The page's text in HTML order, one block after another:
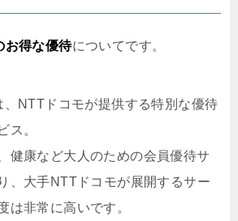
お得な優待についてです。
NTTドコモが提供する特別な優待
ス。
健康など大人のための会員優待サ
、大手NTTドコモが展開するサー
は非常に高いです。